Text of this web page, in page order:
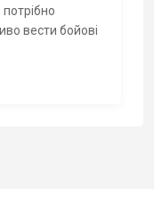
вести бойові